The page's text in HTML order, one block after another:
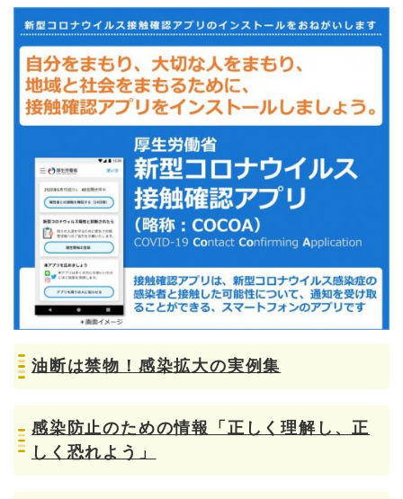
油断は禁物！感染拡大の実例集
感染防止のための情報「正しく理解し、正
しく恐れよう」